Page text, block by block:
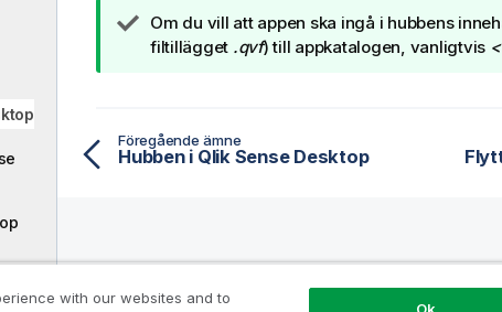
A
n
k
n
o
m
Om du vill att appen ska ingå i hubbens
filtillägget .qvf) till appkatalogen, vanligtvis
Föregående ämne
Hubben i Qlik Sense Desktop
with our websites and to